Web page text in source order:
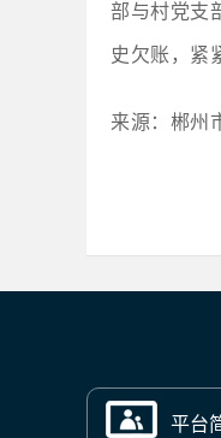
部与村党支
史欠账，紧
来源：郴州
平台